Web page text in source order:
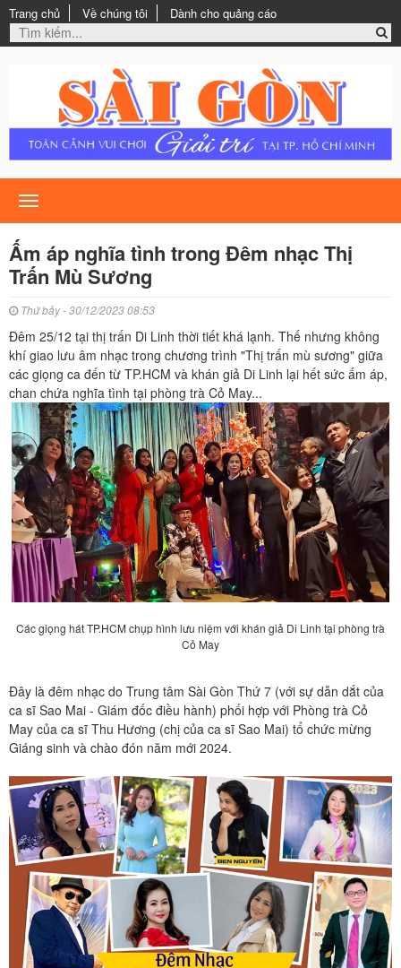
Trang chủ Về chúng tôi Dành cho quảng cáo
Toggle
navigation
Ấm áp nghĩa tình trong Đêm nhạc Thị
Trấn Mù Sương
Thứ bảy - 30/12/2023 08:53
Đêm 25/12 tại thị trấn Di Linh thời tiết khá lạnh. Thế nhưng không
khí giao lưu âm nhạc trong chương trình "Thị trấn mù sương" giữa
các giọng ca đến từ TP.HCM và khán giả Di Linh lại hết sức ấm áp,
chan chứa nghĩa tình tại phòng trà Cỏ May...
Các giọng hát TP.HCM chụp hình lưu niệm với khán giả Di Linh tại phòng trà
Cỏ May
Đây là đêm nhạc do Trung tâm Sài Gòn Thứ 7 (với sự dẫn dắt của
ca sĩ Sao Mai - Giám đốc điều hành) phối hợp với Phòng trà Cỏ
May của ca sĩ Thu Hương (chị của ca sĩ Sao Mai) tổ chức mừng
Giáng sinh và chào đón năm mới 2024.